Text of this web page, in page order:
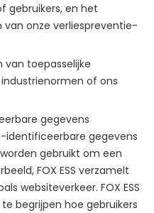
gebruikers, en het
onze verliespreventie-
toepasselijke
of ons
gegevens
identificeerbare gegevens
gebruikt om een
FOX ESS verzamelt
websiteverkeer. FOX ESS
begrijpen hoe gebruikers